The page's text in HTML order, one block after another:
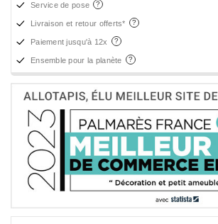
Service de pose
Livraison et retour offerts*
Paiement jusqu'à 12x
Ensemble pour la planète